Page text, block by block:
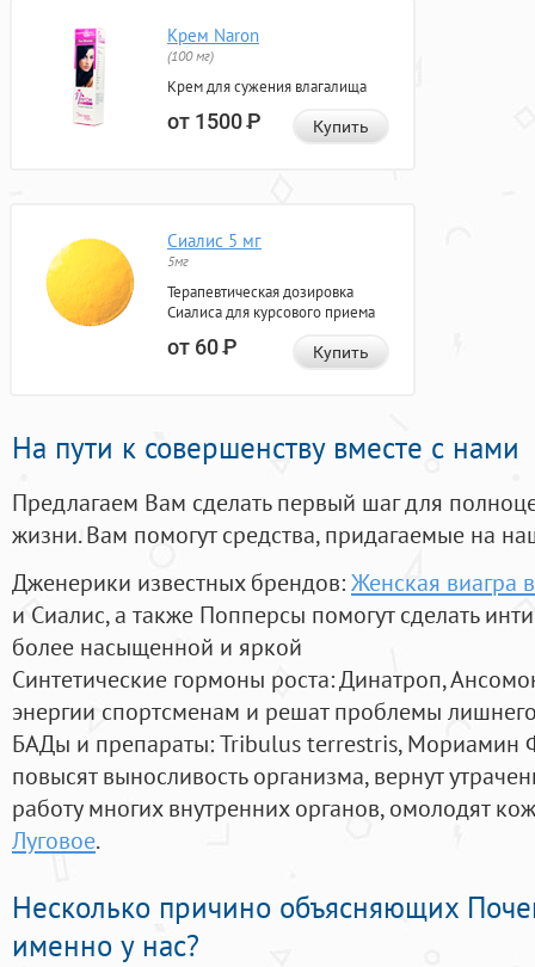
Крем Naron
(100 мг)
Крем для сужения влагалища
от 1500Р Купить
Сиалис 5 мг
5мг
Терапевтическая дозировка
Сиалиса для курсового приема
от 60Р Купить
На пути к совершенству вместе с нами
Предлагаем Вам сделать первый шаг для
жизни. Вам помогут средства, придагаемые на
Дженерики известных брендов:Женская виагра
и Сиалис, а также Попперсы помогут сделать
более насыщенной и яркой
Синтетические гормоны роста: Динатроп,
энергии спортсменам и решат проблемы
БАДы и препараты:Tribulus terrestris, Мориамин
повысят выносливость организма, вернут
работу многих внутренних органов, омолодят
Луговое.
Несколько причино объясняющих
именно у нас?